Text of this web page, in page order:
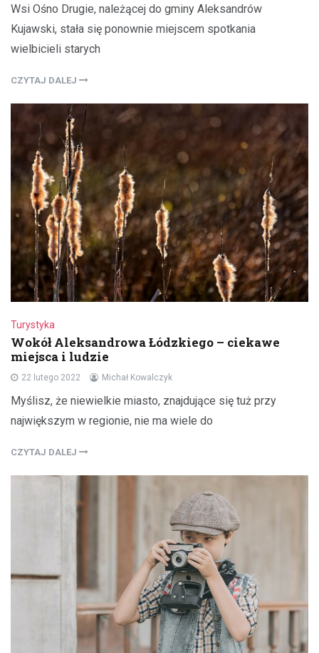
Wsi Ośno Drugie, należącej do gminy Aleksandrów
Kujawski, stała się ponownie miejscem spotkania
wielbicieli starych
CZYTAJ DALEJ
Turystyka
Wokół Aleksandrowa Łódzkiego – ciekawe
miejsca i ludzie
22 lutego 2022 Michał Kowalczyk
Myślisz, że niewielkie miasto, znajdujące się tuż przy
największym w regionie, nie ma wiele do
CZYTAJ DALEJ